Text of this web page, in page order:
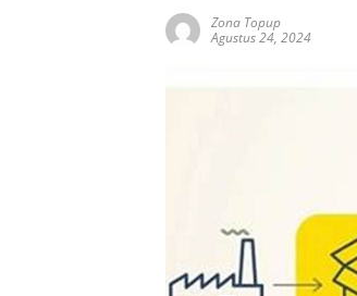
Zona Topup
Agustus 24, 2024